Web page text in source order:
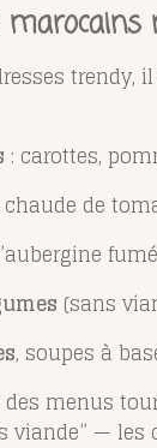
trendy,
: carottes,
chaude de
(sans
, soupes à
menus
viande” —